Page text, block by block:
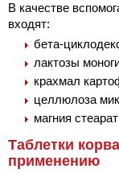
В качестве
входят:
бета-
лактозы
крахмал
целлюлоза
магния
Таблетки
применению